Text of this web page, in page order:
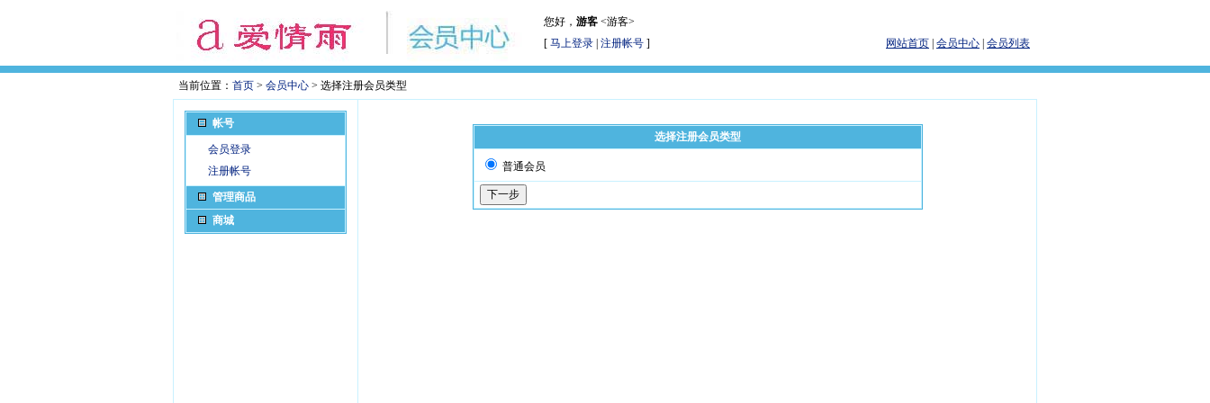
您好， 游客 <游客>
[ 马上登录 注册帐号 ] 网站首页 会员中心 会员列表
当前位置： 首页 > 会员中心 > 选择注册会员类型
帐号
会员登录
注册帐号
管理商品
商城
选择注册会员类型
普通会员